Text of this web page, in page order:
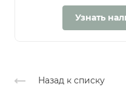
Узнать
Назад к списку